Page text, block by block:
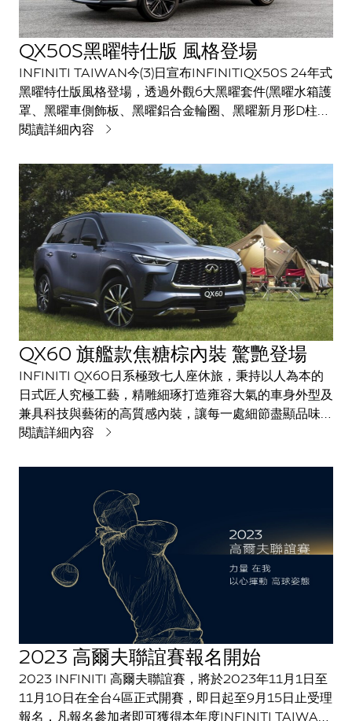
QX50S黑曜特仕版 風格登場
INFINITI TAIWAN今(3)日宣布INFINITIQX50S 24年式
黑曜特仕版風格登場，透過外觀6大黑曜套件(黑曜水箱護
罩、黑曜車側飾板、黑曜鋁合金輪圈、黑曜新月形D柱、
黑曜銘牌及黑曜排氣尾飾管)的亮黑處理，搭配QX50集
旅；搭載兼具強大性能與效能的VC-Turbo可變壓縮比引
擎，並配備全方位守護的ProPILOT智慧駕駛輔助科技，
讓駕駛能安心自在享受超凡性能的駕駛樂趣。INFINITI
QX50S 24年式黑曜特仕版建議售價229萬元，限量50
台，歡迎追求個人風格、極智安全與動力的消費者把握機
會入主。
閱讀詳細內容
QX60 旗艦款焦糖棕內裝 驚艷登場
INFINITI QX60日系極致七人座休旅，秉持以人為本的
日式匠人究極工藝，精雕細琢打造雍容大氣的車身外型及
兼具科技與藝術的高質感內裝，讓每一處細節盡顯品味與
優雅，並搭載守護安全的ProPILOT智慧駕駛輔助科技及
致豪華的乘坐體驗，為進一步滿足消費者對品味及質感的
追求，INFINITI TAIWAN今(1)日宣布QX60旗艦款導入
焦糖棕內裝色，旗艦款選配焦糖棕內裝建議售價288萬元
閱讀詳細內容
2023 高爾夫聯誼賽報名開始
2023 INFINITI 高爾夫聯誼賽，將於2023年11月1日至
11月10日在全台4區正式開賽，即日起至9月15日止受理
報名，凡報名參加者即可獲得本年度INFINITI TAIWAN